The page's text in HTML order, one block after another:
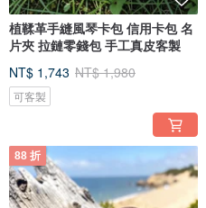
植鞣革手縫風琴卡包 信用卡包 名
片夾 拉鏈零錢包 手工真皮客製
NT$ 1,743 NT$ 1,980
可客製
88 折